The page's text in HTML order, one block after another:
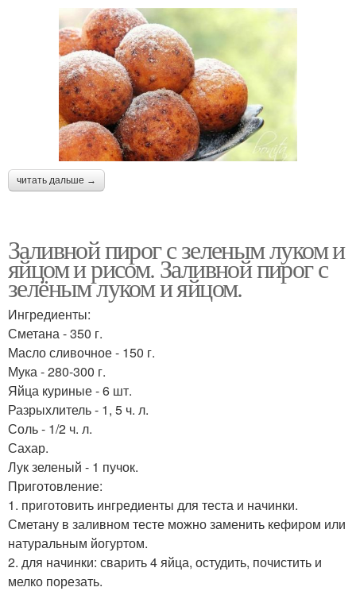
читать дальше →
Заливной пирог с зеленым луком и
яйцом и рисом. Заливной пирог с
зелёным луком и яйцом.
Ингредиенты:
Сметана - 350 г.
Масло сливочное - 150 г.
Мука - 280-300 г.
Яйца куриные - 6 шт.
Разрыхлитель - 1, 5 ч. л.
Соль - 1/2 ч. л.
Сахар.
Лук зеленый - 1 пучок.
Приготовление:
1. приготовить ингредиенты для теста и начинки.
Сметану в заливном тесте можно заменить кефиром или
натуральным йогуртом.
2. для начинки: сварить 4 яйца, остудить, почистить и
мелко порезать.